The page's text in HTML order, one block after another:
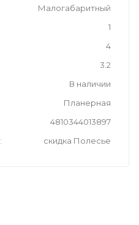
Малогабаритный
1
4
3.2
В наличии
Планерная
4810344013897
скидка Полесье